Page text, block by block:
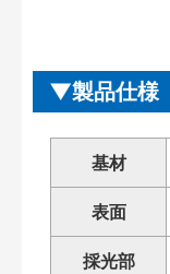
製品仕様
基材
表面
採光部